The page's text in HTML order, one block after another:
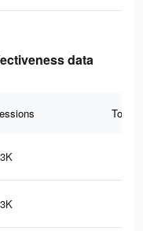
data
Total